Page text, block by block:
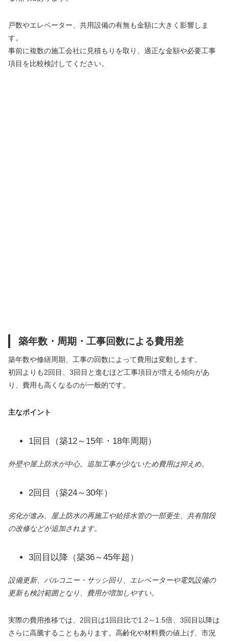
戸数やエレベーター、共用設備の有無も金額に大きく影響しま
す。
事前に複数の施工会社に見積もりを取り、適正な金額や必要工事
項目を比較検討してください。
築年数・周期・工事回数による費用差
築年数や修繕周期、工事の回数によって費用は変動します。
初回よりも2回目、3回目と進むほど工事項目が増える傾向があ
り、費用も高くなるのが一般的です。
主なポイント
1回目（築12～15年・18年周期）
外壁や屋上防水が中心。追加工事が少ないため費用は抑えめ。
2回目（築24～30年）
劣化が進み、屋上防水の再施工や給排水管の一部更生、共有階段
の改修などが追加されます。
3回目以降（築36～45年超）
設備更新、バルコニー・サッシ回り、エレベーターや電気設備の
更新も検討範囲となり、費用が増加しやすい。
実際の費用推移では、2回目は1回目比で1.2～1.5倍、3回目以降は
さらに高騰することもあります。高齢化や材料費の値上げ、市況